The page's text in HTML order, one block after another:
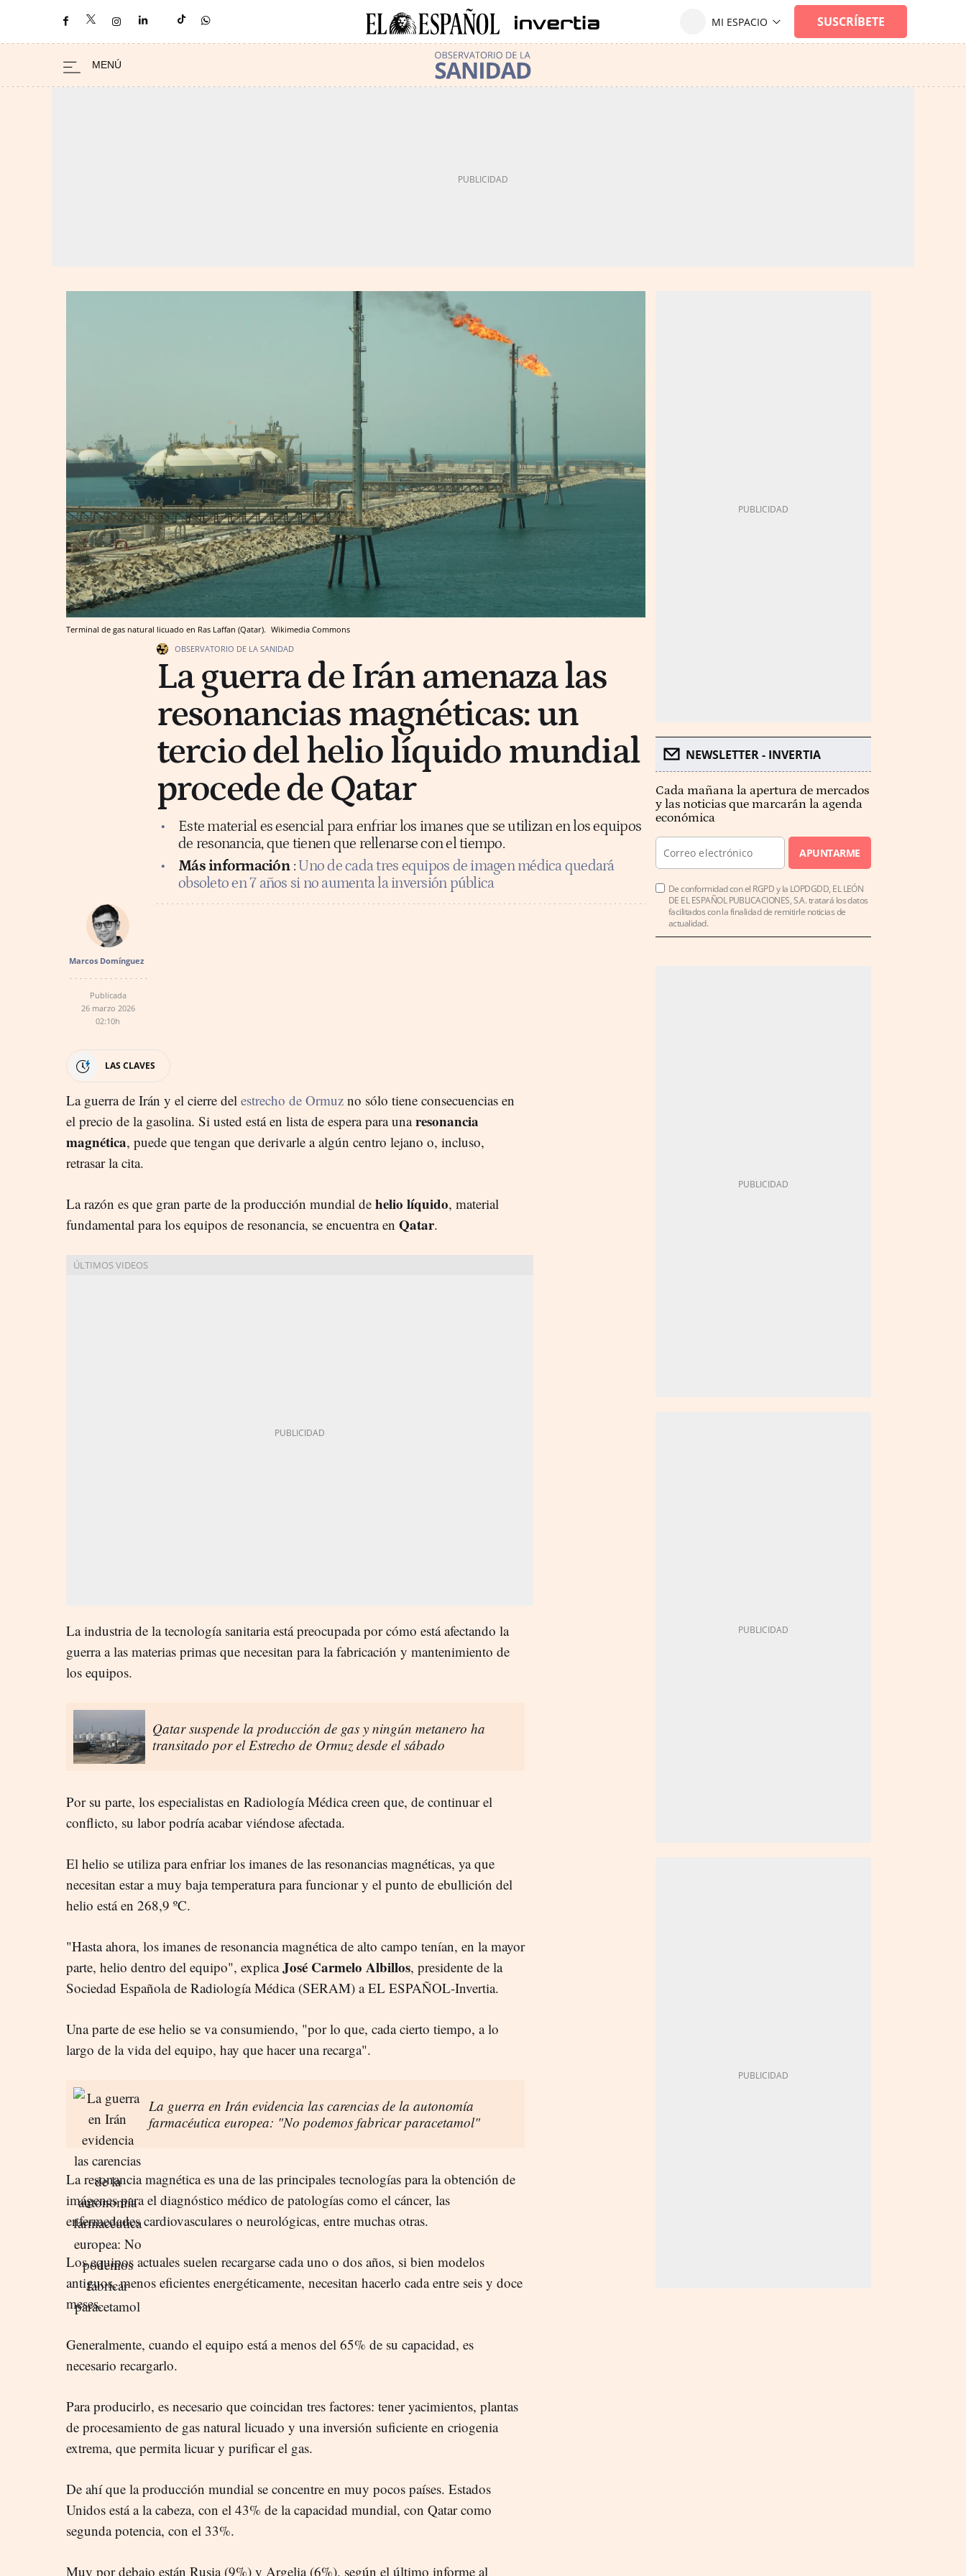
Terminal de gas natural licuado en Ras Laffan (Qatar). Wikimedia Commons
OBSERVATORIO DE LA SANIDAD
La guerra de Irán amenaza las
resonancias magnéticas: un
tercio del helio líquido mundial
procede de Qatar
Este material es esencial para enfriar los imanes que se utilizan en los equipos
de resonancia, que tienen que rellenarse con el tiempo.
Más información : Uno de cada tres equipos de imagen médica quedará
obsoleto en 7 años si no aumenta la inversión pública
Marcos Domínguez
Publicada
26 marzo 2026
02:10h
LAS CLAVES
La guerra de Irán y el cierre del estrecho de Ormuz no sólo tiene consecuencias en
el precio de la gasolina. Si usted está en lista de espera para unaresonancia
magnética, puede que tengan que derivarle a algún centro lejano o, incluso,
retrasar la cita.
La razón es que gran parte de la producción mundial de helio líquido, material
fundamental para los equipos de resonancia, se encuentra en Qatar.
La industria de la tecnología sanitaria está preocupada por cómo está afectando la
guerra a las materias primas que necesitan para la fabricación y mantenimiento de
los equipos.
Qatar suspende la producción de gas y ningún metanero ha
transitado por el Estrecho de Ormuz desde el sábado
Por su parte, los especialistas en Radiología Médica creen que, de continuar el
conflicto, su labor podría acabar viéndose afectada.
El helio se utiliza para enfriar los imanes de las resonancias magnéticas, ya que
necesitan estar a muy baja temperatura para funcionar y el punto de ebullición del
helio está en 268,9 ºC.
"Hasta ahora, los imanes de resonancia magnética de alto campo tenían, en la mayor
parte, helio dentro del equipo", explicaJosé Carmelo Albillos, presidente de la
Sociedad Española de Radiología Médica (SERAM) a EL ESPAÑOL-Invertia.
Una parte de ese helio se va consumiendo, "por lo que, cada cierto tiempo, a lo
largo de la vida del equipo, hay que hacer una recarga".
La guerra en Irán evidencia las carencias de la autonomía
farmacéutica europea: "No podemos fabricar paracetamol"
La resonancia magnética es una de las principales tecnologías para la obtención de
imágenes para el diagnóstico médico de patologías como el cáncer, las
enfermedades cardiovasculares o neurológicas, entre muchas otras.
Los equipos actuales suelen recargarse cada uno o dos años, si bien modelos
antiguos, menos eficientes energéticamente, necesitan hacerlo cada entre seis y doce
meses.
Generalmente, cuando el equipo está a menos del 65% de su capacidad, es
necesario recargarlo.
Para producirlo, es necesario que coincidan tres factores: tener yacimientos, plantas
de procesamiento de gas natural licuado y una inversión suficiente en criogenia
extrema, que permita licuar y purificar el gas.
De ahí que la producción mundial se concentre en muy pocos países. Estados
Unidos está a la cabeza, con el 43% de la capacidad mundial, con Qatar como
segunda potencia, con el 33%.
Muy por debajo están Rusia (9%) y Argelia (6%), según el último informe al
NEWSLETTER - INVERTIA
Cada mañana la apertura de mercados
y las noticias que marcarán la agenda
económica
APUNTARME
De conformidad con el RGPD y la LOPDGDD, EL LEÓN
DE EL ESPAÑOL PUBLICACIONES, S.A. tratará los datos
facilitados con la finalidad de remitirle noticias de
actualidad.